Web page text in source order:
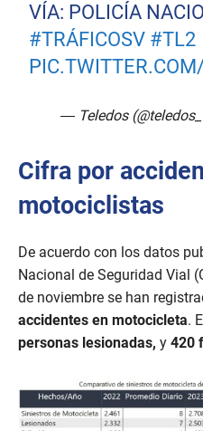
VÍA: POLICÍA
#TRÁFICOSV #TL2
— Teledos
Cifra por
motociclistas
De acuerdo con los datos
Nacional de Seguridad Vial
de noviembre se han
accidentes en motocicleta.
personas lesionadas, y 420